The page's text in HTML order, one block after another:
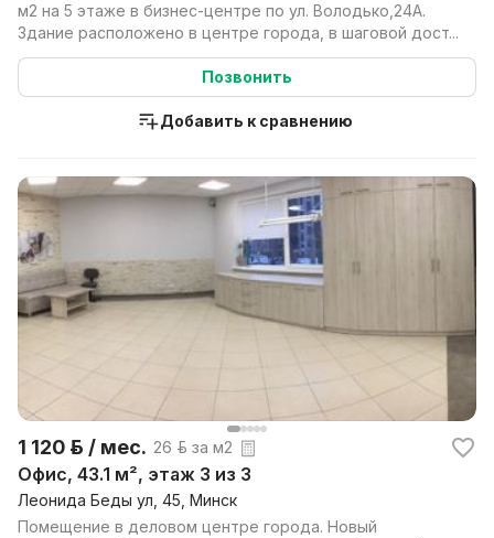
м2 на 5 этаже в бизнес-центре по ул. Володько,24А.
Здание расположено в центре города, в шаговой дост...
Позвонить
Добавить к сравнению
1 120 р. / мес. 26 р. за м2
Офис, 43.1 м², этаж 3 из 3
Леонида Беды ул, 45, Минск
Помещение в деловом центре города. Новый